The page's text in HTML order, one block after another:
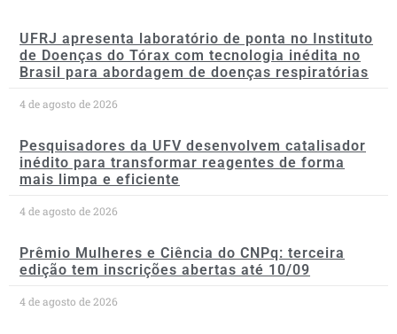
UFRJ apresenta laboratório de ponta no Instituto
de Doenças do Tórax com tecnologia inédita no
Brasil para abordagem de doenças respiratórias
4 de agosto de 2026
Pesquisadores da UFV desenvolvem catalisador
inédito para transformar reagentes de forma
mais limpa e eficiente
4 de agosto de 2026
Prêmio Mulheres e Ciência do CNPq: terceira
edição tem inscrições abertas até 10/09
4 de agosto de 2026